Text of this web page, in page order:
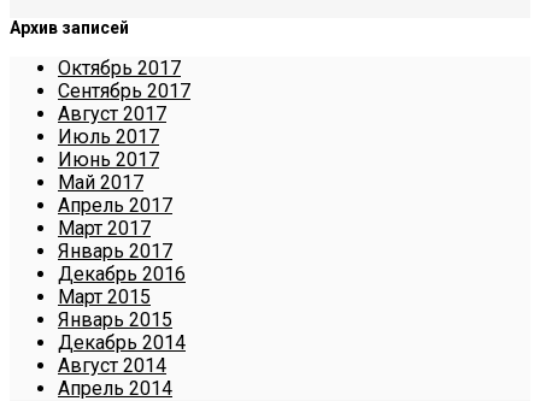
Архив записей
Октябрь 2017
Сентябрь 2017
Август 2017
Июль 2017
Июнь 2017
Май 2017
Апрель 2017
Март 2017
Январь 2017
Декабрь 2016
Март 2015
Январь 2015
Декабрь 2014
Август 2014
Апрель 2014